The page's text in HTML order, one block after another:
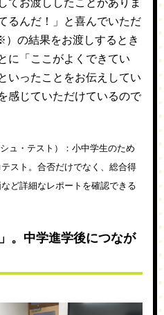
てお渡ししたことがありま
るんだ！」と喜んでいただ
の結果をお渡しするとき
に「ここがよくできてい
いったことをお伝えしてい
感じていただけているので
ュ・テスト）：小中学生のため
スト。合否だけでなく、総合得
ど詳細なレポートを確認できる
。中学進学後につなが